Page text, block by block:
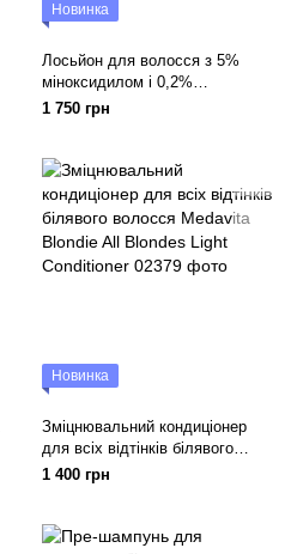
Новинка
Лосьйон для волосся з 5%
міноксидилом і 0,2%
фінастеридом Regenera Hair
1 750 грн
Новинка
Зміцнювальний кондиціонер
для всіх відтінків білявого
волосся Medavita Blondie All
1 400 грн